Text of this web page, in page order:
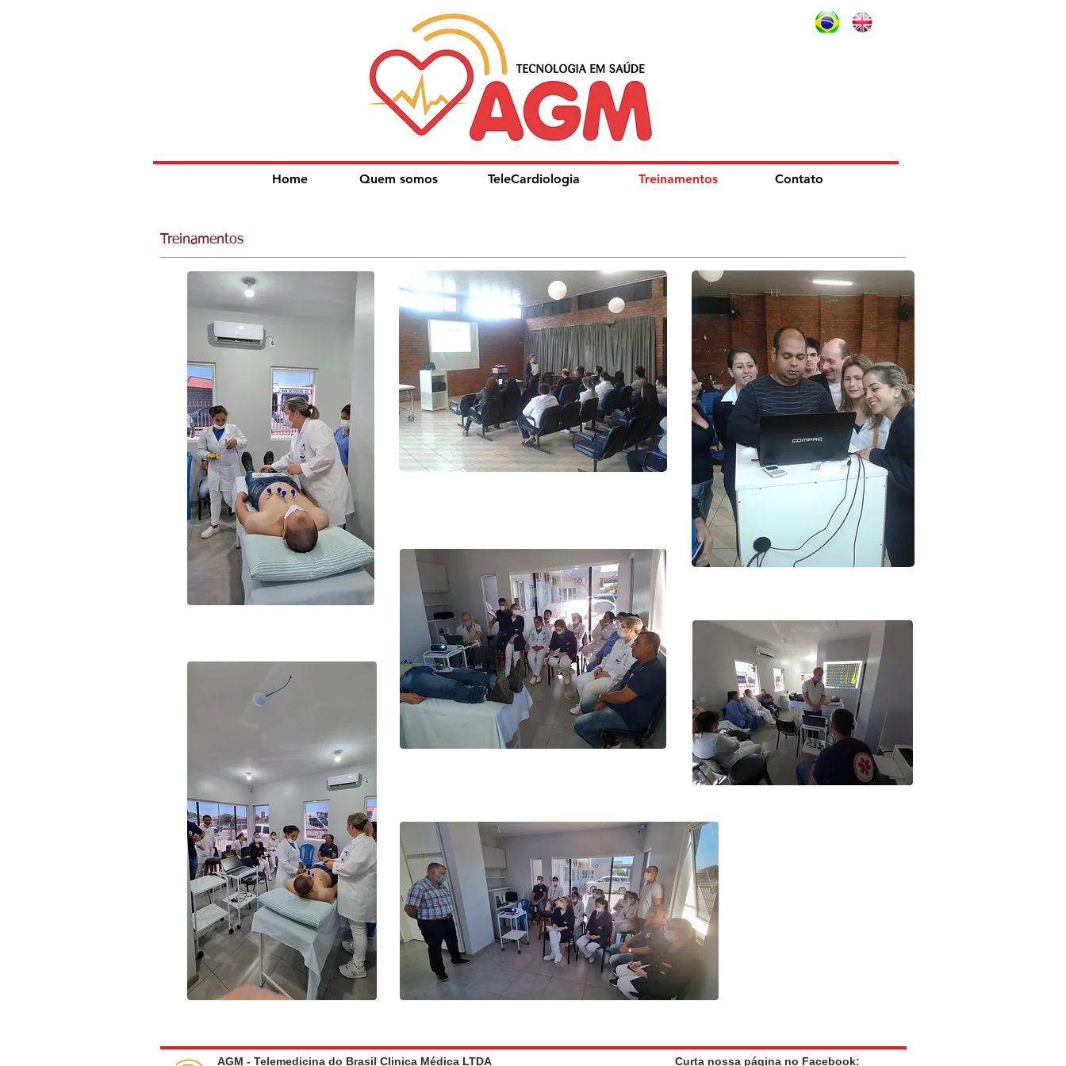
Home Quem somos TeleCardiologia Treinamentos Contato
Treinamentos
AGM - Telemedicina do Brasil Clinica Médica LTDA Curta nossa página no Facebook: